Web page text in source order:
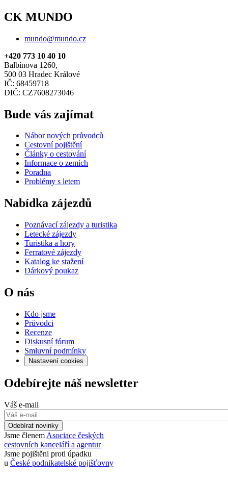
CK MUNDO
mundo@mundo.cz
+420 773 10 40 10
Balbínova 1260,
500 03 Hradec Králové
IČ: 68459718
DIČ: CZ7608273046
Bude vás zajímat
Nábor nových průvodců
Cestovní pojištění
Články o cestování
Informace o zemích
Poradna
Problémy s letem
Nabídka zájezdů
Poznávací zájezdy a turistika
Letecké zájezdy
Turistika a hory
Ferratové zájezdy
Katalog ke stažení
Dárkový poukaz
O nás
Kdo jsme
Průvodci
Recenze
Diskusní fórum
Smluvní podmínky
Nastavení cookies
Odebírejte náš newsletter
Váš e-mail
Odebírat novinky
Jsme členem Asociace českých
cestovních kanceláří a agentur
Jsme pojištěni proti úpadku
u České podnikatelské pojišťovny